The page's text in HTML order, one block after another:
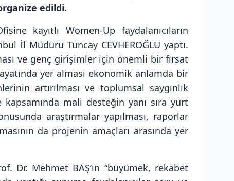
edildi.
kayıtlı Women-Up faydalanıcıların
İl Müdürü Tuncay CEVHEROĞLU yaptı.
ve genç girişimler için önemli bir fırsat
yer alması ekonomik anlamda bir
artırılması ve toplumsal saygınlık
kapsamında mali desteğin yanı sıra yurt
araştırmalar yapılması, raporlar
da projenin amaçları arasında yer
Dr. Mehmet BAŞ’ın “büyümek, rekabet